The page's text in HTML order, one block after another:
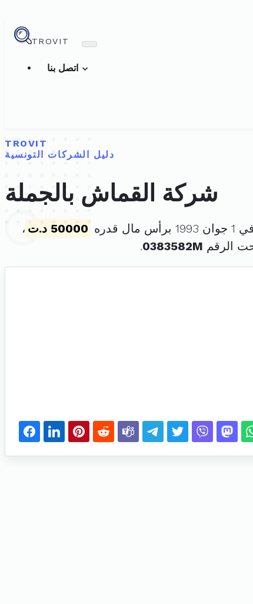
TROVIT
TROVIT
دليل الشركات التونسية
شركة القماش بالجملة
قدره 50000 د.ت
،
الرقم 0383582M
.